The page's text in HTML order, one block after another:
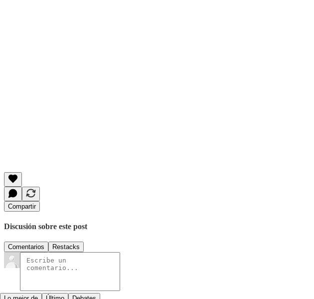
Compartir
Discusión sobre este post
Comentarios Restacks